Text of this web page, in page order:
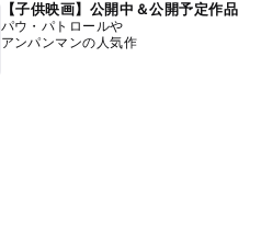
【子供映画】公開中＆公開予定作品
パウ・パトロールや
アンパンマンの人気作